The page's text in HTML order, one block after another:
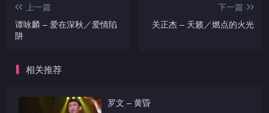
上一篇
谭咏麟 – 爱在深秋／爱情陷
阱
下一篇
关正杰 – 天籁／燃点的火光
相关推荐
罗文 – 黄昏